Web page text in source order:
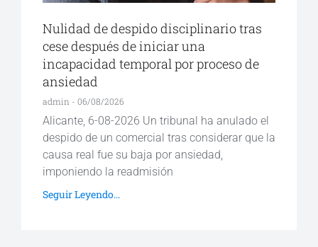
Nulidad de despido disciplinario tras
cese después de iniciar una
incapacidad temporal por proceso de
ansiedad
admin 06/08/2026
Alicante, 6-08-2026 Un tribunal ha anulado el
despido de un comercial tras considerar que la
causa real fue su baja por ansiedad,
imponiendo la readmisión
Seguir Leyendo...